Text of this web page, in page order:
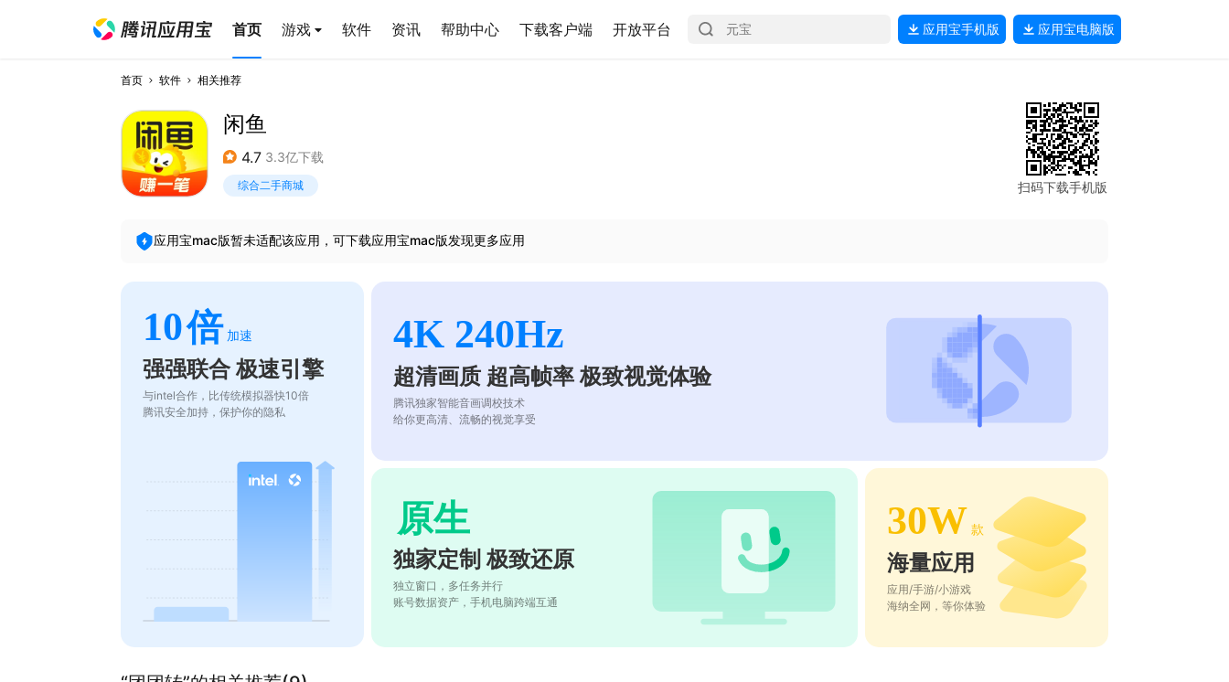
首页 游戏 软件 资讯 帮助中心 下载客户端 开放平台 应用宝手机版 应用宝电脑版
首页 软件 相关推荐
闲鱼
4.7 3.3亿下载
综合二手商城 扫码下载手机版
应用宝mac版暂未适配该应用，可下载应用宝mac版发现更多应用
10倍 加速
强强联合 极速引擎
与intel合作，比传统模拟器快10倍
腾讯安全加持，保护你的隐私
4K 240Hz
超清画质 超高帧率 极致视觉体验
腾讯独家智能音画调校技术
给你更高清、流畅的视觉享受
原生
独家定制 极致还原
独立窗口，多任务并行
账号数据资产，手机电脑跨端互通
30W 款
海量应用
应用/手游/小游戏
海纳全网，等你体验